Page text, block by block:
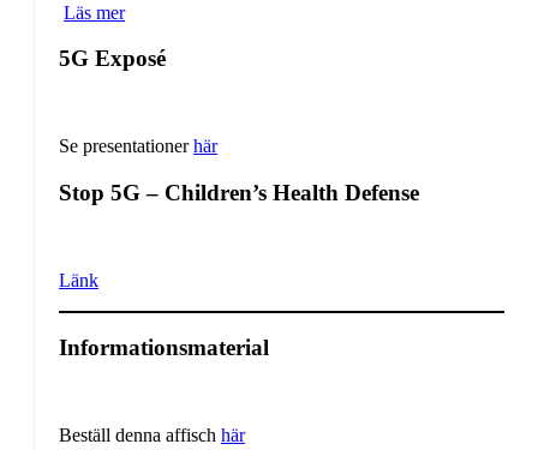
Läs mer
5G Exposé
Se presentationerhär
Stop 5G – Children’s Health Defense
Länk
Informationsmaterial
Beställ denna affisch här